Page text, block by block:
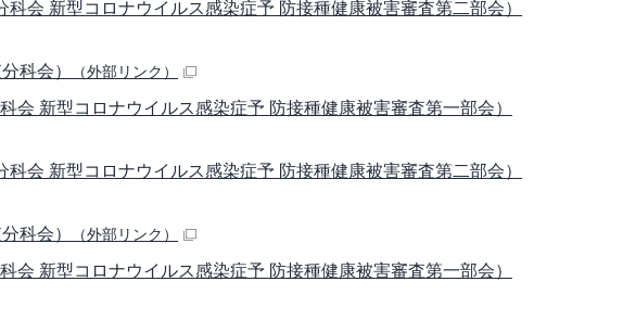
会 新型コロナウイルス感染症予 防接種健康被害審査第二部会）
科会） （外部リンク）
新型コロナウイルス感染症予 防接種健康被害審査第一部会）
会 新型コロナウイルス感染症予 防接種健康被害審査第二部会）
科会） （外部リンク）
新型コロナウイルス感染症予 防接種健康被害審査第一部会）